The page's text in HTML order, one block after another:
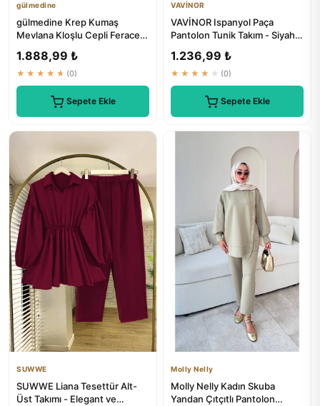
gülmedine
gülmedine Krep Kumaş
Mevlana Kloşlu Cepli Ferace
1.888,99 ₺
★★★★★ (0)
Sepete Ekle
VAVİNOR
VAVİNOR Ispanyol Paça
Pantolon Tunik Takım - Siyah |
1.236,99 ₺
★★★★★ (0)
Sepete Ekle
SUWWE
SUWWE Liana Tesettür Alt-
Üst Takımı - Elegant ve
Molly Nelly
Molly Nelly Kadın Skuba
Yandan Çıtçıtlı Pantolon